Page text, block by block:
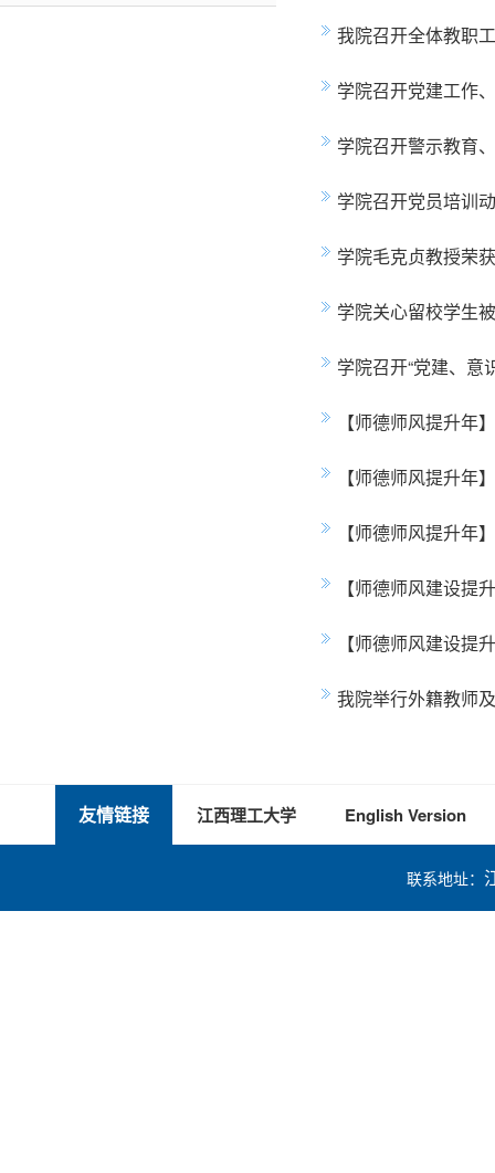
我院召开全体教职
学院召开党建工作
学院召开警示教育
学院召开党员培训
学院毛克贞教授荣
学院关心留校学生
学院召开“党建、意
【师德师风提升年
【师德师风提升年
【师德师风提升年
【师德师风建设提
【师德师风建设提
我院举行外籍教师
友情链接 江西理工大学 English Version
联系地址：